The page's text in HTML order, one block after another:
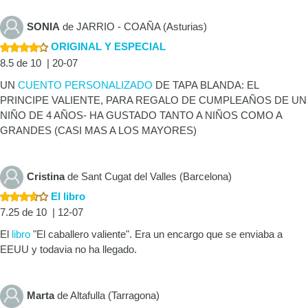
SONIA de JARRIO - COAÑA (Asturias)
ORIGINAL Y ESPECIAL
8.5 de 10 | 20-07
UN CUENTO PERSONALIZADO DE TAPA BLANDA: EL
PRINCIPE VALIENTE, PARA REGALO DE CUMPLEAÑOS DE UN
NIÑO DE 4 AÑOS- HA GUSTADO TANTO A NIÑOS COMO A
GRANDES (CASI MAS A LOS MAYORES)
Cristinade Sant Cugat del Valles (Barcelona)
El libro
7.25 de 10 | 12-07
El libro "El caballero valiente". Era un encargo que se enviaba a
EEUU y todavia no ha llegado.
Martade Altafulla (Tarragona)